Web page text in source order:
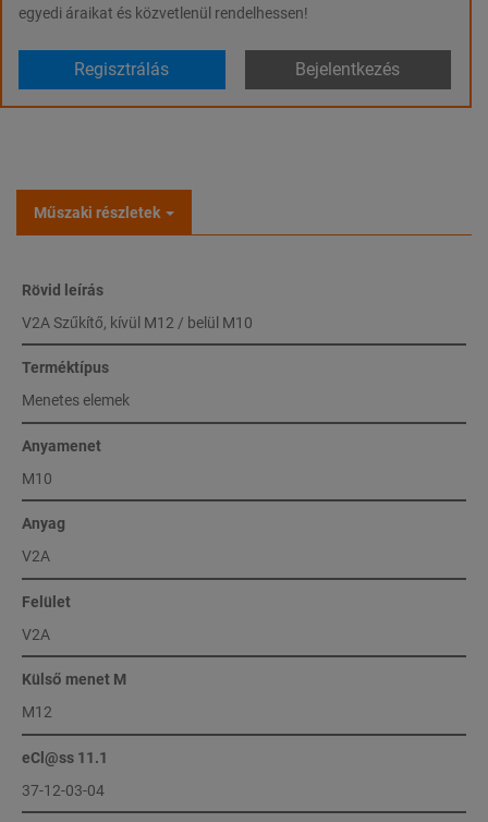
egyedi áraikat és közvetlenül rendelhessen!
Regisztrálás Bejelentkezés
Műszaki részletek
Rövid leírás
V2A Szűkítő, kívül M12 / belül M10
Terméktípus
Menetes elemek
Anyamenet
M10
Anyag
V2A
Felület
V2A
Külső menet M
M12
eCl@ss 11.1
37-12-03-04